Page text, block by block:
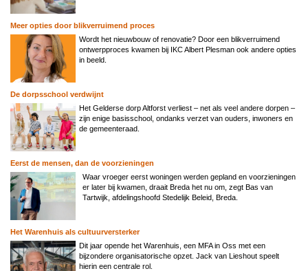
Meer opties door blikverruimend proces
Wordt het nieuwbouw of renovatie? Door een blikverruimend
ontwerpproces kwamen bij IKC Albert Plesman ook andere opties
in beeld.
De dorpsschool verdwijnt
Het Gelderse dorp Altforst verliest – net als veel andere dorpen –
zijn enige basisschool, ondanks verzet van ouders, inwoners en
de gemeenteraad.
Eerst de mensen, dan de voorzieningen
Waar vroeger eerst woningen werden gepland en voorzieningen
er later bij kwamen, draait Breda het nu om, zegt Bas van
Tartwijk, afdelingshoofd Stedelijk Beleid, Breda.
Het Warenhuis als cultuurversterker
Dit jaar opende het Warenhuis, een MFA in Oss met een
bijzondere organisatorische opzet. Jack van Lieshout speelt
hierin een centrale rol.